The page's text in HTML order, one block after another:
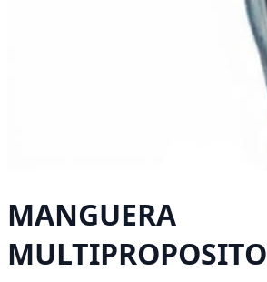
MANGUERA
MULTIPROPOSITO